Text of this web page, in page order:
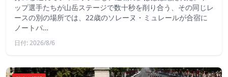
ップ選手たちが山岳ステージで数十秒を削り合う、その同じレ
ースの別の場所では、22歳のソレーヌ・ミュレールが合宿に
ノートパ…
日付: 2026/8/6